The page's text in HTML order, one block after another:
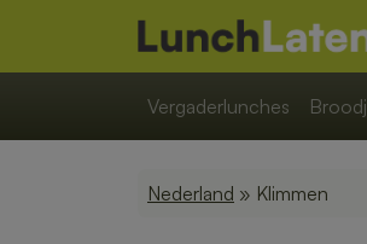
Vergaderlunches
Nederland » Klimmen